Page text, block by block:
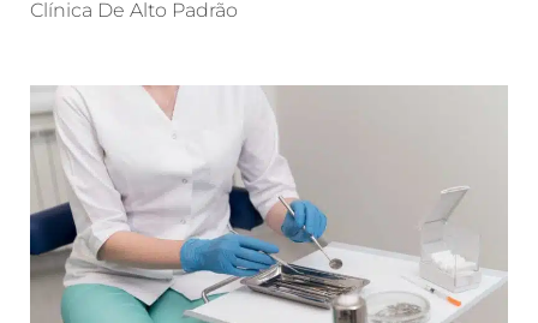
Clínica De Alto Padrão